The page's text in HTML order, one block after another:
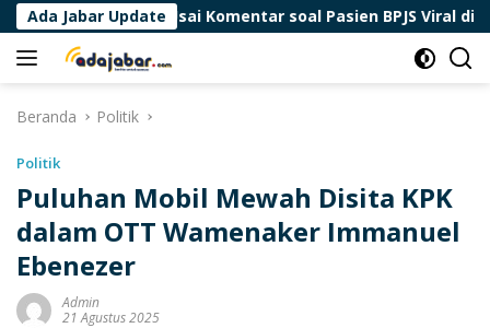
Langsung
ke
konten
Ada Jabar Update
Usai Komentar soal Pasien BPJS Viral di Threads
Beranda Politik
Politik
Puluhan Mobil Mewah Disita KPK
dalam OTT Wamenaker Immanuel
Ebenezer
Admin
21 Agustus 2025